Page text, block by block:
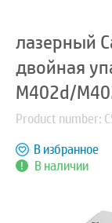
лазерный
двойная
M402d/
Product number:
В наличии
В избранное